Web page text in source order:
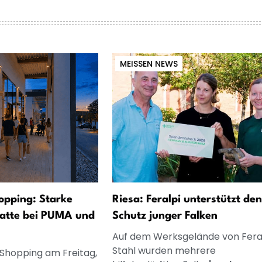
Starke
bei PUMA und
am Freitag,
MEISSEN NEWS
Riesa: Feralpi unterstützt den
Schutz junger Falken
Auf dem Werksgelände von
Stahl wurden mehrere